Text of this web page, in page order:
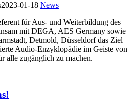
2023-01-18 News
für Aus- und Weiterbildung des
mit DEGA, AES Germany sowie
Detmold, Düsseldorf das Ziel
Audio-Enzyklopädie im Geiste von
alle zugänglich zu machen.